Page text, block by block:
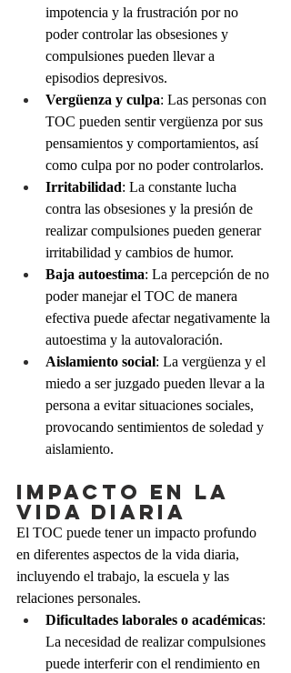
impotencia y la frustración por no
poder controlar las obsesiones y
compulsiones pueden llevar a
episodios depresivos.
Vergüenza y culpa: Las personas con
TOC pueden sentir vergüenza por sus
pensamientos y comportamientos, así
como culpa por no poder controlarlos.
Irritabilidad: La constante lucha
contra las obsesiones y la presión de
realizar compulsiones pueden generar
irritabilidad y cambios de humor.
Baja autoestima: La percepción de no
poder manejar el TOC de manera
efectiva puede afectar negativamente la
autoestima y la autovaloración.
Aislamiento social: La vergüenza y el
miedo a ser juzgado pueden llevar a la
persona a evitar situaciones sociales,
provocando sentimientos de soledad y
aislamiento.
Impacto en la
Vida Diaria
El TOC puede tener un impacto profundo
en diferentes aspectos de la vida diaria,
incluyendo el trabajo, la escuela y las
relaciones personales.
Dificultades laborales o académicas:
La necesidad de realizar compulsiones
puede interferir con el rendimiento en